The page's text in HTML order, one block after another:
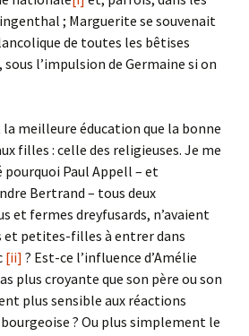
; Marguerite se souvenait
de toutes les bêtises
l’impulsion de Germaine si on
meilleure éducation que la bonne
filles : celle des religieuses. Je me
pourquoi Paul Appell – et
Bertrand – tous deux
et fermes dreyfusards, n’avaient
et petites-filles à entrer dans
[ii] ? Est-ce l’influence d’Amélie
plus croyante que son père ou son
plus sensible aux réactions
? Ou plus simplement le